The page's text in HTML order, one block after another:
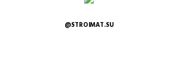
@STROIMAT.SU